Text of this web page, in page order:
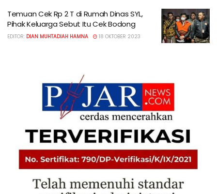
Temuan Cek Rp 2 T di Rumah Dinas SYL,
Pihak Keluarga Sebut Itu Cek Bodong
EDITOR: DIAN MUHTADIAH HAMNA 18 OKTOBER 2023